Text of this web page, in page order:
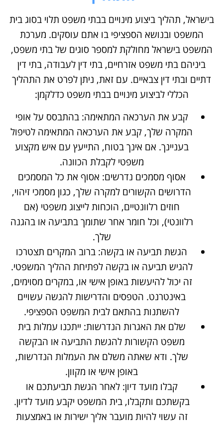
בישראל, תהליך ביצוע מינויים בבתי משפט תלוי בסוג בית
המשפט ובנושא הספציפי בו אתם עוסקים. מערכת
המשפט בישראל מחולקת למספר סוגים של בתי משפט,
ביניהם בתי משפט אזרחיים, בתי דין לעבודה, בתי דין
דתיים ובתי דין צבאיים. עם זאת, ניתן לפרט את התהליך
הכללי לביצוע מינויים בבתי משפט כדלקמן:
קבע את הערכאה המתאימה: בהתבסס על אופי
המקרה שלך, קבע את הערכאה המתאימה לטיפול
בעניינך. אם אינך בטוח, התייעץ עם איש מקצוע
משפטי לקבלת הכוונה.
אסוף מסמכים נדרשים: אסוף את כל המסמכים
הדרושים הקשורים למקרה שלך, כגון מסמכי זיהוי,
חוזים רלוונטיים, הוכחות לייצוג משפטי (אם
רלוונטי), וכל חומר אחר שתומך בתביעה או בהגנה
שלך.
הגשת תביעה או בקשה: ברוב המקרים תצטרכו
להגיש תביעה או בקשה לפתיחת ההליך המשפטי.
זה יכול להיעשות באופן אישי או, במקרים מסוימים,
באינטרנט. הטפסים והדרישות להגשה עשויים
להשתנות בהתאם לבית המשפט הספציפי.
שלם את האגרות הנדרשות: ייתכנו עמלות בית
משפט הקשורות להגשת התביעה או הבקשה
שלך. ודא שאתה משלם את העמלות הנדרשות,
באופן אישי או מקוון.
קבלו מועד דיון: לאחר הגשת תביעתכם או
בקשתכם ותקבלו, בית המשפט יקבע מועד לדיון.
זה עשוי להיות מועבר אליך ישירות או באמצעות